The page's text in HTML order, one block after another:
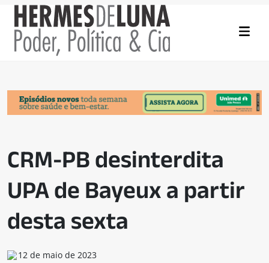
CRM-PB desinterdita
UPA de Bayeux a partir
desta sexta
12 de maio de 2023